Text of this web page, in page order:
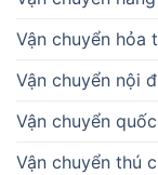
Vận chuyển hỏa
Vận chuyển nội
Vận chuyển
Vận chuyển thú